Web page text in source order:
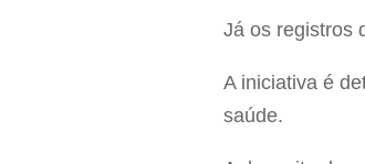
Já os registros
A iniciativa é
saúde.